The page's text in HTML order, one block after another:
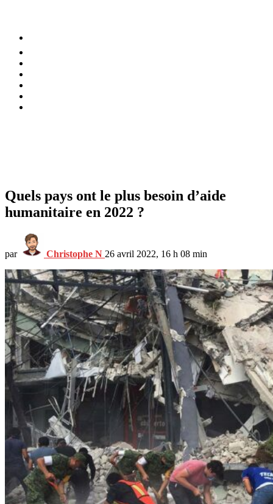
Quels pays ont le plus besoin d’aide
humanitaire en 2022 ?
par Christophe N 26 avril 2022, 16 h 08 min